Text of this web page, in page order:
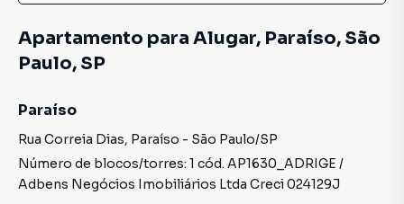
Apartamento para Alugar, Paraíso, São
Paulo, SP
Paraíso
Rua Correia Dias, Paraíso - São Paulo/SP
Número de blocos/torres: 1 cód. AP1630_ADRIGE /
Adbens Negócios Imobiliários Ltda Creci024129J